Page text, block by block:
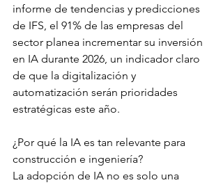
informe de tendencias y predicciones
de IFS, el 91% de las empresas del
sector planea incrementar su inversión
en IA durante 2026, un indicador claro
de que la digitalización y
automatización serán prioridades
estratégicas este año.
¿Por qué la IA es tan relevante para
construcción e ingeniería?
La adopción de IA no es solo una